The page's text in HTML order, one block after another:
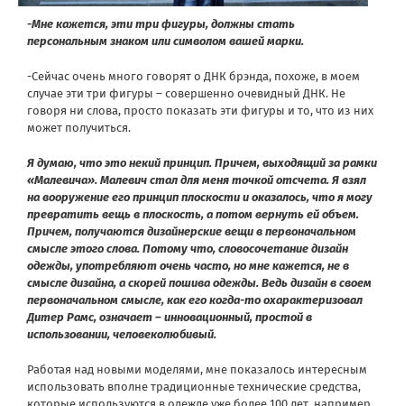
-Мне кажется, эти три фигуры, должны стать
персональным знаком или символом вашей марки.
-Сейчас очень много говорят о ДНК брэнда, похоже, в моем
случае эти три фигуры – совершенно очевидный ДНК. Не
говоря ни слова, просто показать эти фигуры и то, что из них
может получиться.
Я думаю, что это некий принцип. Причем, выходящий за рамки
«Малевича». Малевич стал для меня точкой отсчета. Я взял
на вооружение его принцип плоскости и оказалось, что я могу
превратить вещь в плоскость, а потом вернуть ей объем.
Причем, получаются дизайнерские вещи в первоначальном
смысле этого слова. Потому что, словосочетание дизайн
одежды, употребляют очень часто, но мне кажется, не в
смысле дизайна, а скорей пошива одежды. Ведь дизайн в своем
первоначальном смысле, как его когда-то охарактеризовал
Дитер Рамс, означает – инновационный, простой в
использовании, человеколюбивый.
Работая над новыми моделями, мне показалось интересным
использовать вполне традиционные технические средства,